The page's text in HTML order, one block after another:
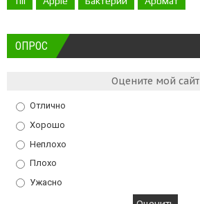
ОПРОС
Оцените мой сайт
Отлично
Хорошо
Неплохо
Плохо
Ужасно